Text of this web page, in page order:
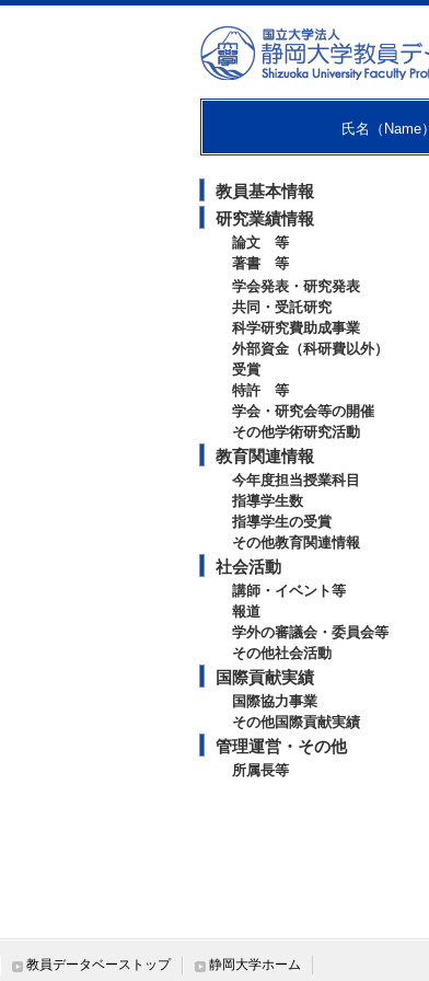
氏名（Name）
教員基本情報
研究業績情報
論文 等
著書 等
学会発表・研究発表
共同・受託研究
科学研究費助成事業
外部資金（科研費以外）
受賞
特許 等
学会・研究会等の開催
その他学術研究活動
教育関連情報
今年度担当授業科目
指導学生数
指導学生の受賞
その他教育関連情報
社会活動
講師・イベント等
報道
学外の審議会・委員会等
その他社会活動
国際貢献実績
国際協力事業
その他国際貢献実績
管理運営・その他
所属長等
教員データベーストップ 静岡大学ホーム